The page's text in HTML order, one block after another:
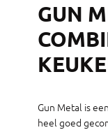
GUN
Gun Metal is
heel goed